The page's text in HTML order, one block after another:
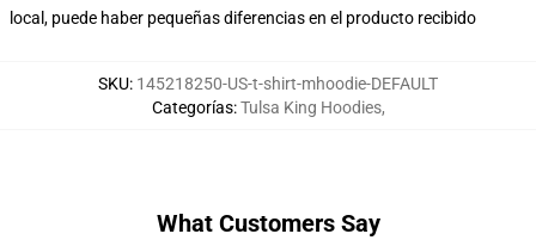
local, puede haber pequeñas diferencias en el producto recibido
SKU: 145218250-US-t-shirt-mhoodie-DEFAULT
Categorías:Tulsa King Hoodies,
What Customers Say